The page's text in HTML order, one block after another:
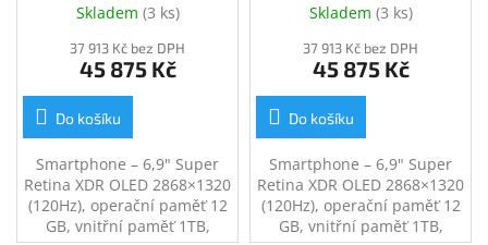
Skladem (3 ks)
37 913 Kč bez DPH
45 875 Kč
Do košíku
Smartphone – 6,9" Super
Retina XDR OLED 2868×1320
(120Hz), operační paměť 12
GB, vnitřní paměť 1TB,
Skladem (3 ks)
37 913 Kč bez DPH
45 875 Kč
Do košíku
Smartphone – 6,9" Super
Retina XDR OLED 2868×1320
(120Hz), operační paměť 12
GB, vnitřní paměť 1TB,